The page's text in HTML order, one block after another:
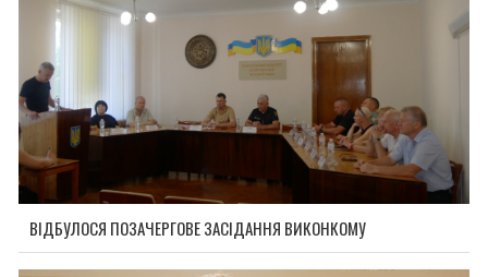
ВІДБУЛОСЯ ПОЗАЧЕРГОВЕ ЗАСІДАННЯ ВИКОНКОМУ